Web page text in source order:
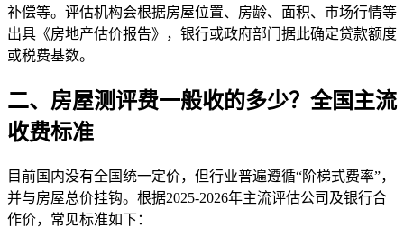
补偿等。评估机构会根据房屋位置、房龄、面积、市场行情等
出具《房地产估价报告》，银行或政府部门据此确定贷款额度
或税费基数。
二、房屋测评费一般收的多少？全国主流
收费标准
目前国内没有全国统一定价，但行业普遍遵循“阶梯式费率”，
并与房屋总价挂钩。根据2025-2026年主流评估公司及银行合
作价，常见标准如下：